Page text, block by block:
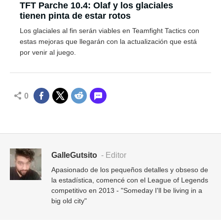
TFT Parche 10.4: Olaf y los glaciales
tienen pinta de estar rotos
Los glaciales al fin serán viables en Teamfight Tactics con
estas mejoras que llegarán con la actualización que está
por venir al juego.
0
GalleGutsito - Editor
Apasionado de los pequeños detalles y obseso de
la estadística, comencé con el League of Legends
competitivo en 2013 - "Someday I'll be living in a
big old city"